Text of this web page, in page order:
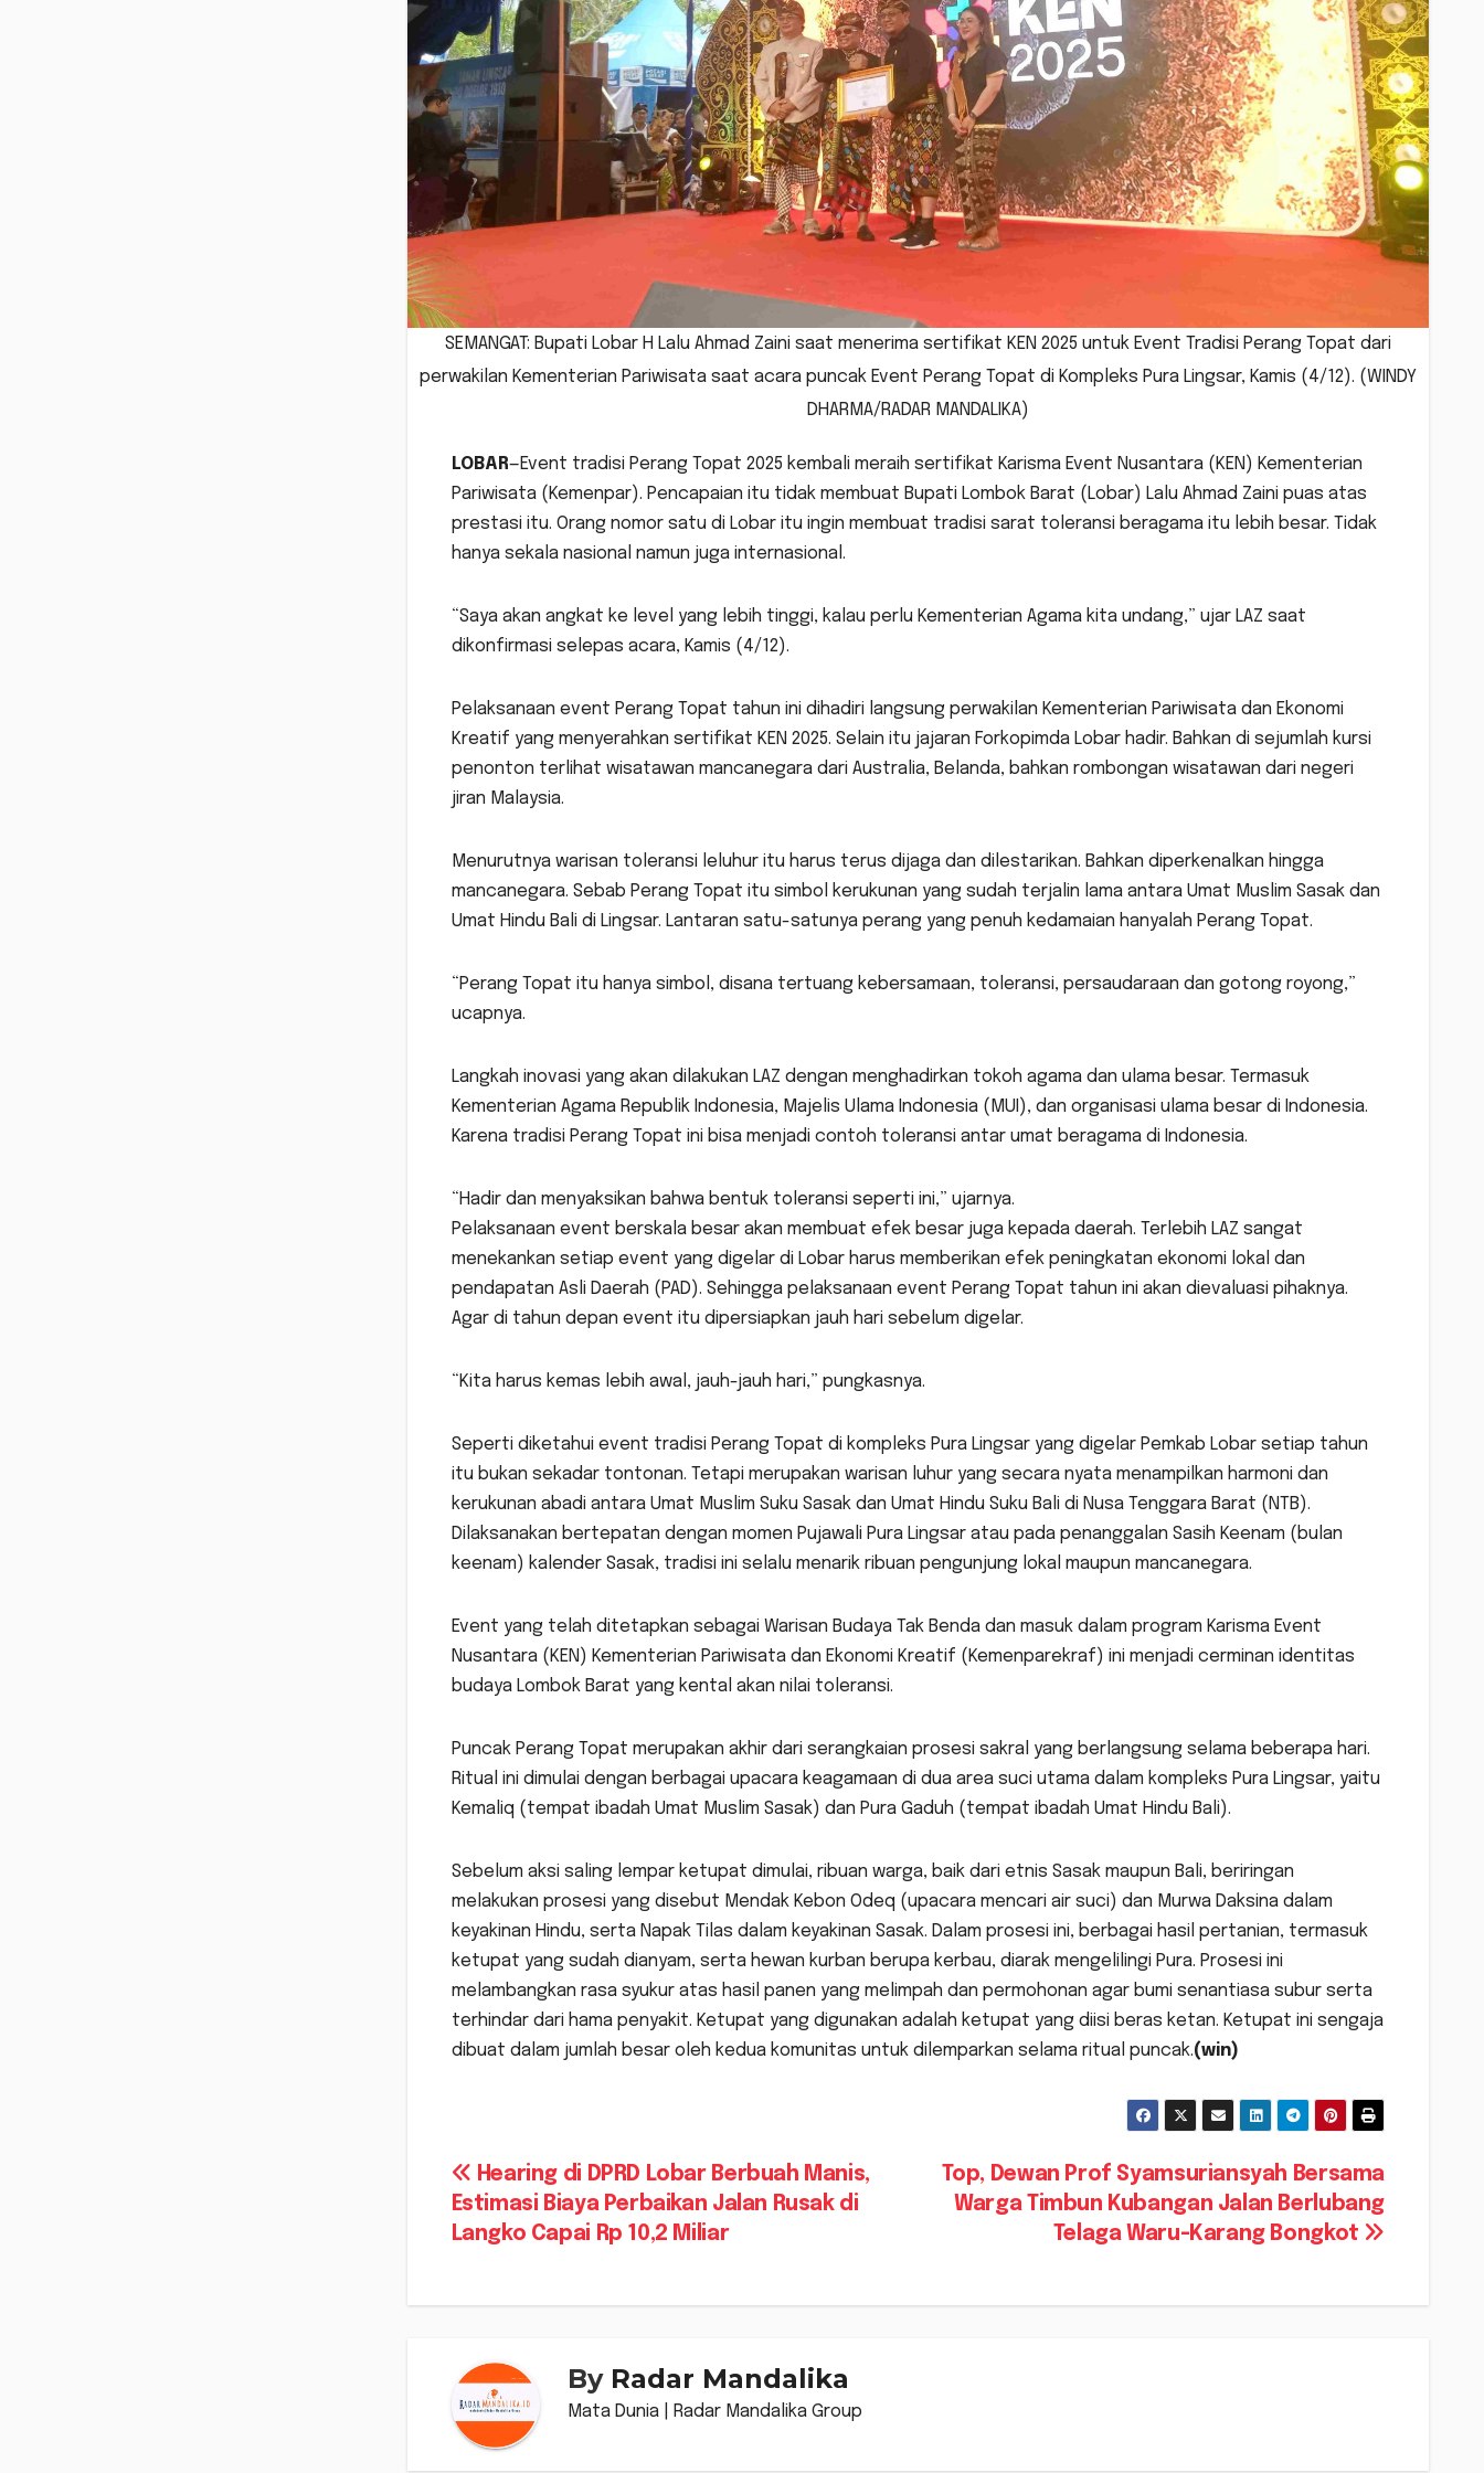
SEMANGAT: Bupati Lobar H Lalu Ahmad Zaini saat menerima sertifikat KEN 2025 untuk Event Tradisi Perang Topat dari
perwakilan Kementerian Pariwisata saat acara puncak Event Perang Topat di Kompleks Pura Lingsar, Kamis (4/12). (WINDY
DHARMA/RADAR MANDALIKA)
LOBAR—Event tradisi Perang Topat 2025 kembali meraih sertifikat Karisma Event Nusantara (KEN) Kementerian
Pariwisata (Kemenpar). Pencapaian itu tidak membuat Bupati Lombok Barat (Lobar) Lalu Ahmad Zaini puas atas
prestasi itu. Orang nomor satu di Lobar itu ingin membuat tradisi sarat toleransi beragama itu lebih besar. Tidak
hanya sekala nasional namun juga internasional.
“Saya akan angkat ke level yang lebih tinggi, kalau perlu Kementerian Agama kita undang,” ujar LAZ saat
dikonfirmasi selepas acara, Kamis (4/12).
Pelaksanaan event Perang Topat tahun ini dihadiri langsung perwakilan Kementerian Pariwisata dan Ekonomi
Kreatif yang menyerahkan sertifikat KEN 2025. Selain itu jajaran Forkopimda Lobar hadir. Bahkan di sejumlah kursi
penonton terlihat wisatawan mancanegara dari Australia, Belanda, bahkan rombongan wisatawan dari negeri
jiran Malaysia.
Menurutnya warisan toleransi leluhur itu harus terus dijaga dan dilestarikan. Bahkan diperkenalkan hingga
mancanegara. Sebab Perang Topat itu simbol kerukunan yang sudah terjalin lama antara Umat Muslim Sasak dan
Umat Hindu Bali di Lingsar. Lantaran satu-satunya perang yang penuh kedamaian hanyalah Perang Topat.
“Perang Topat itu hanya simbol, disana tertuang kebersamaan, toleransi, persaudaraan dan gotong royong,”
ucapnya.
Langkah inovasi yang akan dilakukan LAZ dengan menghadirkan tokoh agama dan ulama besar. Termasuk
Kementerian Agama Republik Indonesia, Majelis Ulama Indonesia (MUI), dan organisasi ulama besar di Indonesia.
Karena tradisi Perang Topat ini bisa menjadi contoh toleransi antar umat beragama di Indonesia.
“Hadir dan menyaksikan bahwa bentuk toleransi seperti ini,” ujarnya.
Pelaksanaan event berskala besar akan membuat efek besar juga kepada daerah. Terlebih LAZ sangat
menekankan setiap event yang digelar di Lobar harus memberikan efek peningkatan ekonomi lokal dan
pendapatan Asli Daerah (PAD). Sehingga pelaksanaan event Perang Topat tahun ini akan dievaluasi pihaknya.
Agar di tahun depan event itu dipersiapkan jauh hari sebelum digelar.
“Kita harus kemas lebih awal, jauh-jauh hari,” pungkasnya.
Seperti diketahui event tradisi Perang Topat di kompleks Pura Lingsar yang digelar Pemkab Lobar setiap tahun
itu bukan sekadar tontonan. Tetapi merupakan warisan luhur yang secara nyata menampilkan harmoni dan
kerukunan abadi antara Umat Muslim Suku Sasak dan Umat Hindu Suku Bali di Nusa Tenggara Barat (NTB).
Dilaksanakan bertepatan dengan momen Pujawali Pura Lingsar atau pada penanggalan Sasih Keenam (bulan
keenam) kalender Sasak, tradisi ini selalu menarik ribuan pengunjung lokal maupun mancanegara.
Event yang telah ditetapkan sebagai Warisan Budaya Tak Benda dan masuk dalam program Karisma Event
Nusantara (KEN) Kementerian Pariwisata dan Ekonomi Kreatif (Kemenparekraf) ini menjadi cerminan identitas
budaya Lombok Barat yang kental akan nilai toleransi.
Puncak Perang Topat merupakan akhir dari serangkaian prosesi sakral yang berlangsung selama beberapa hari.
Ritual ini dimulai dengan berbagai upacara keagamaan di dua area suci utama dalam kompleks Pura Lingsar, yaitu
Kemaliq (tempat ibadah Umat Muslim Sasak) dan Pura Gaduh (tempat ibadah Umat Hindu Bali).
Sebelum aksi saling lempar ketupat dimulai, ribuan warga, baik dari etnis Sasak maupun Bali, beriringan
melakukan prosesi yang disebut Mendak Kebon Odeq (upacara mencari air suci) dan Murwa Daksina dalam
keyakinan Hindu, serta Napak Tilas dalam keyakinan Sasak. Dalam prosesi ini, berbagai hasil pertanian, termasuk
ketupat yang sudah dianyam, serta hewan kurban berupa kerbau, diarak mengelilingi Pura. Prosesi ini
melambangkan rasa syukur atas hasil panen yang melimpah dan permohonan agar bumi senantiasa subur serta
terhindar dari hama penyakit. Ketupat yang digunakan adalah ketupat yang diisi beras ketan. Ketupat ini sengaja
dibuat dalam jumlah besar oleh kedua komunitas untuk dilemparkan selama ritual puncak.(win)
Navigasi
pos
Top, Dewan Prof Syamsuriansyah Bersama
Warga Timbun Kubangan Jalan Berlubang
Telaga Waru-Karang Bongkot
Hearing di DPRD Lobar Berbuah Manis,
Estimasi Biaya Perbaikan Jalan Rusak di
Langko Capai Rp 10,2 Miliar
By Radar Mandalika
Mata Dunia | Radar Mandalika Group